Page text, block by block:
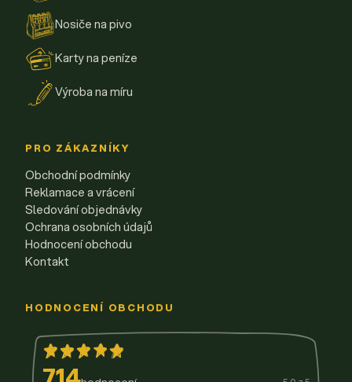
Nosiče na pivo
Karty na peníze
Výroba na míru
PRO ZÁKAZNÍKY
Obchodní podmínky
Reklamace a vrácení
Sledování objednávky
Ochrana osobních údajů
Hodnocení obchodu
Kontakt
HODNOCENÍ OBCHODU